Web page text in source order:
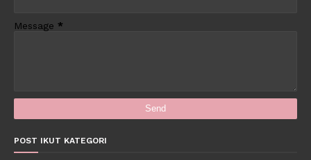
Message *
POST IKUT KATEGORI